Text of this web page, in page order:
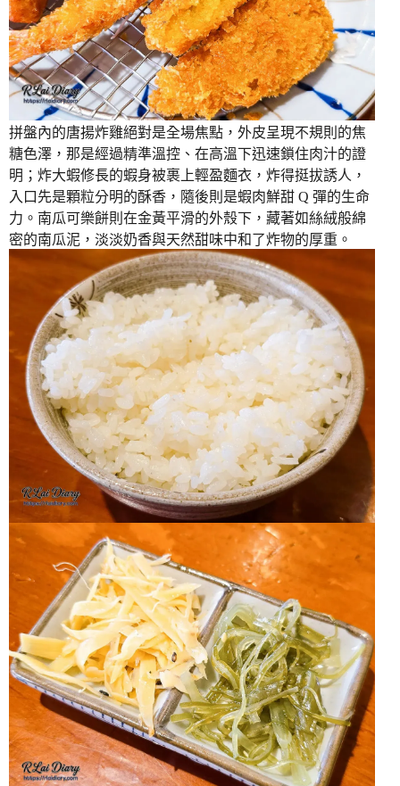
拼盤內的唐揚炸雞絕對是全場焦點，外皮呈現不規則的焦
糖色澤，那是經過精準溫控、在高溫下迅速鎖住肉汁的證
明；炸大蝦修長的蝦身被裹上輕盈麵衣，炸得挺拔誘人，
入口先是顆粒分明的酥香，隨後則是蝦肉鮮甜 Q 彈的生命
力。南瓜可樂餅則在金黃平滑的外殼下，藏著如絲絨般綿
密的南瓜泥，淡淡奶香與天然甜味中和了炸物的厚重。